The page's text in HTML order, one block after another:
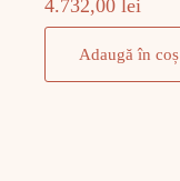
4.732,00lei
Adaugă în coș